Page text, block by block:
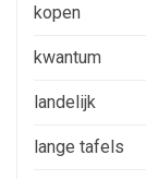
kopen
kwantum
landelijk
lange tafels